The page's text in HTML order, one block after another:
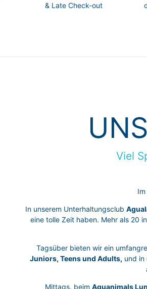
& Late Check-out
Viel
Im
In unserem Unterhaltungsclub
eine tolle Zeit haben. Mehr als 20
Tagsüber bieten wir ein
Juniors, Teens und Adults, und in
Mittags, beim Aguanimals